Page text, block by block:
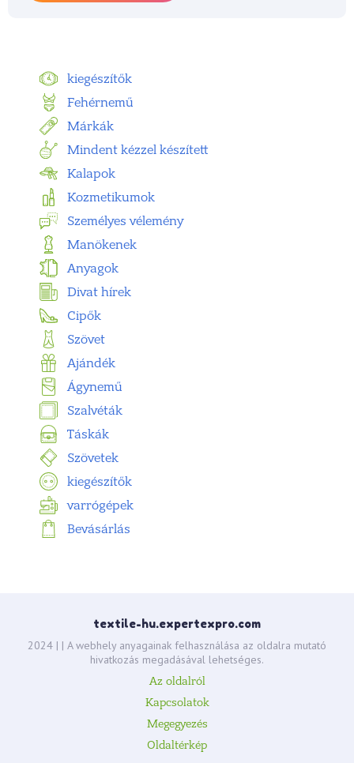
kiegészítők
Fehérnemű
Márkák
Mindent kézzel készített
Kalapok
Kozmetikumok
Személyes vélemény
Manökenek
Anyagok
Divat hírek
Cipők
Szövet
Ajándék
Ágynemű
Szalvéták
Táskák
Szövetek
kiegészítők
varrógépek
Bevásárlás
textile-hu.expertexpro.com
2024 | | A webhely anyagainak felhasználása az oldalra mutató
hivatkozás megadásával lehetséges.
Az oldalról
Kapcsolatok
Megegyezés
Oldaltérkép